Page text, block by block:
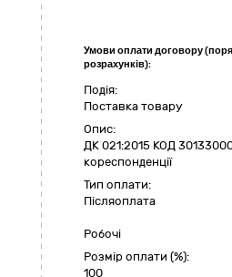
Умови оплати договору
розрахунків):
Подія:
Поставка товару
Опис:
ДК 021:2015 КОД
кореспонденції
Тип оплати:
Пiсляоплата
Робочі
Розмір оплати (%):
100